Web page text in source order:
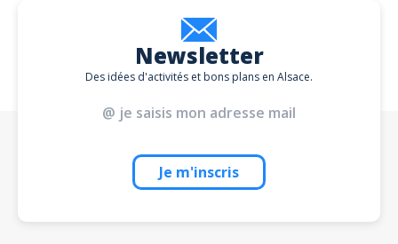
Newsletter
Des idées d'activités et bons plans en Alsace.
Je m'inscris